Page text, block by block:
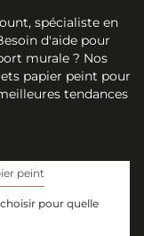
spécialiste en
d'aide pour
murale ? Nos
papier peint pour
tendances
peint
pour quelle